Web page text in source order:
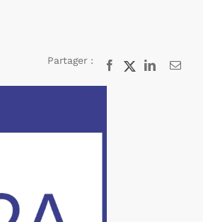
Partager : Facebook
X LinkedInEmail